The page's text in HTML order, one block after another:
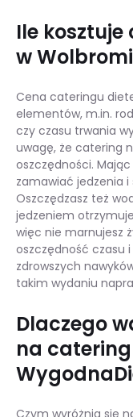
Ile
w
Cena cateringu
elementów, m.in.
czy czasu trwania
uwagę, że catering
oszczędności.
zamawiać jedzenia
Oszczędzasz też
jedzeniem
więc nie marnujesz
oszczędność czasu
zdrowszych
takim wydaniu
Dlaczego
na
Czym wyróżnia się